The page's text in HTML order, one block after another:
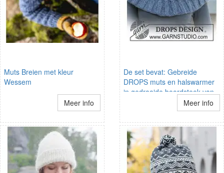
Muts Breien met kleur
Wessem
Meer info
De set bevat: Gebreide
DROPS muts en halswarmer
in gedraaide boordsteek van
Meer info